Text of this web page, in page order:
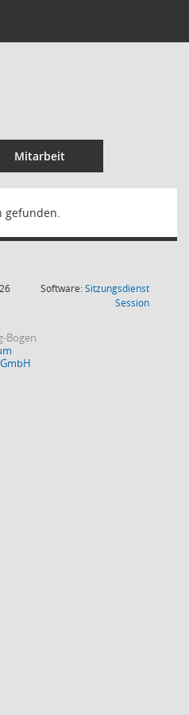
Mitarbeit
gefunden.
Software:Sitzungsdienst
Session(Wird in
Bogen